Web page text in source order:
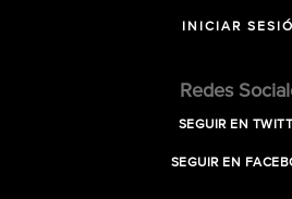
INICIAR
Redes
SEGUIR EN
SEGUIR EN